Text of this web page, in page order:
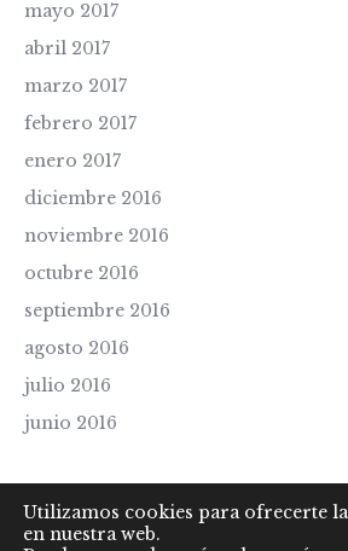
mayo 2017
abril 2017
marzo 2017
febrero 2017
enero 2017
diciembre 2016
noviembre 2016
octubre 2016
septiembre 2016
agosto 2016
julio 2016
junio 2016
Utilizamos cookies para ofrecerte
en nuestra web.